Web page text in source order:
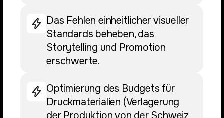
Das Fehlen einheitlicher visueller
Standards beheben, das
Storytelling und Promotion
erschwerte.
Optimierung des Budgets für
Druckmaterialien (Verlagerung
der Produktion von der Schweiz